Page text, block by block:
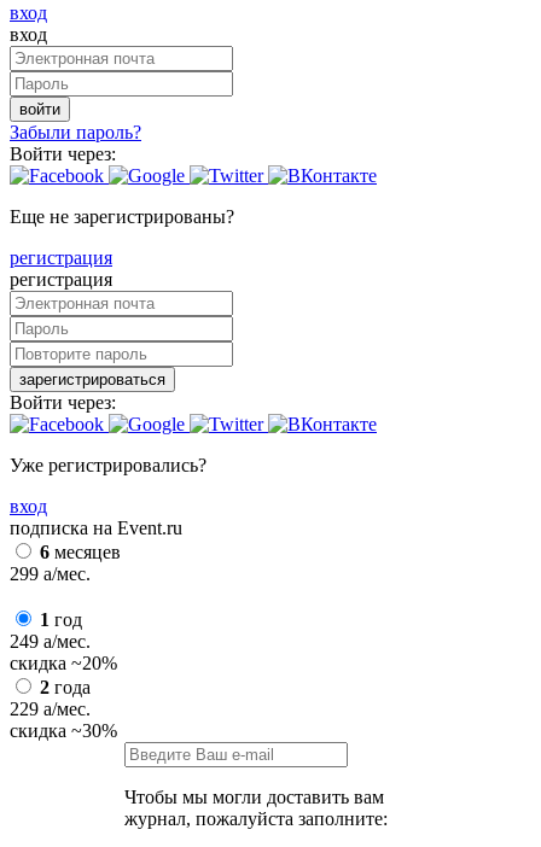
вход
вход
войти
Забыли пароль?
Войти через:
Еще не зарегистрированы?
регистрация
регистрация
зарегистрироваться
Войти через:
Уже регистрировались?
вход
подписка на Event.ru
6 месяцев
299 a/мес.
1 год
249 a/мес.
скидка ~20%
2 года
229 a/мес.
скидка ~30%
Чтобы мы могли доставить вам
журнал, пожалуйста заполните: